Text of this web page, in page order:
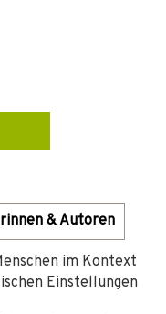
& Autoren
im Kontext
Einstellungen